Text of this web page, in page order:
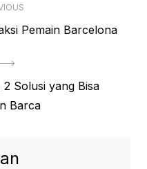
Pemain Barcelona
Solusi yang Bisa
Barca